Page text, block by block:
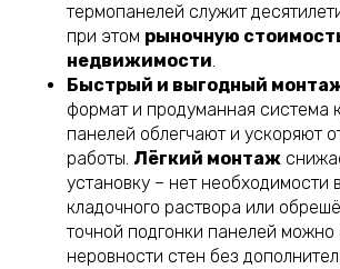
термопанелей служит
при этом рыночную
недвижимости.
Быстрый и выгодный
формат и продуманная система
панелей облегчают и ускоряют
работы. Лёгкий монтаж
установку – нет необходимости
кладочного раствора или
точной подгонки панелей можно
неровности стен без